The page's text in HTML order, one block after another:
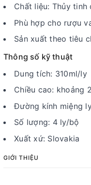
Chất liệu: Thủy
Phù hợp cho rượu
Sản xuất theo tiêu
Thông số kỹ thuật
Dung tích: 310ml/ly
Chiều cao: khoảng
Đường kính miệng
Số lượng: 4 ly/bộ
Xuất xứ: Slovakia
GIỚI THIỆU